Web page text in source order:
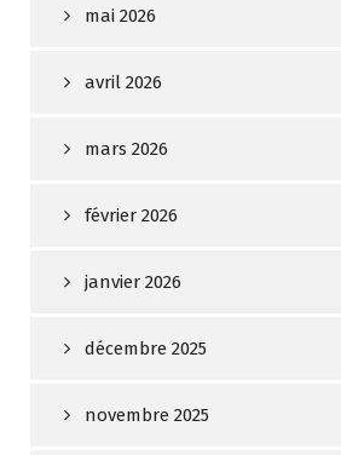
mai 2026
avril 2026
mars 2026
février 2026
janvier 2026
décembre 2025
novembre 2025